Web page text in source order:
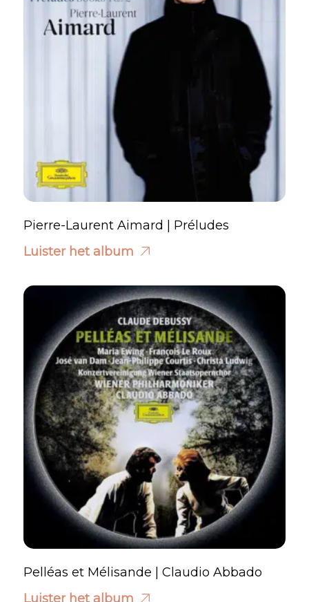
Pierre-Laurent Aimard | Préludes
Luister het album
Pelléas et Mélisande | Claudio Abbado
Luister het album